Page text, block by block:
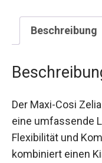
Beschreibung
Der Maxi-Cosi
eine umfassende
Flexibilität und
kombiniert einen